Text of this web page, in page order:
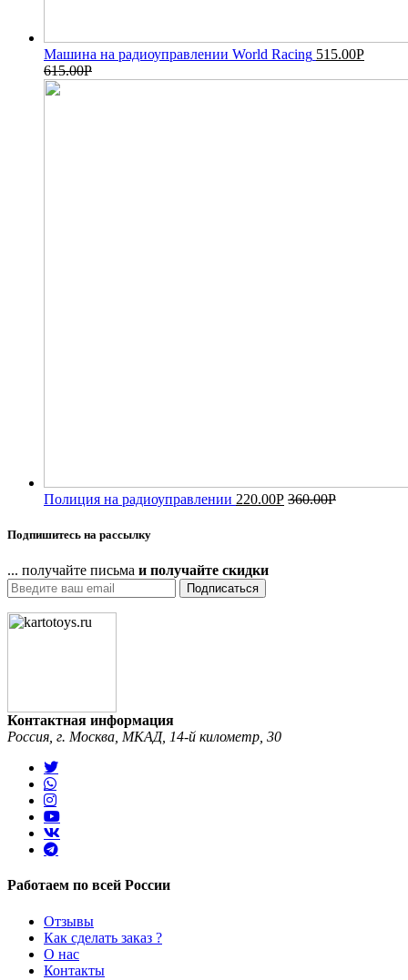
Машина на радиоуправлении World Racing 515.00Р
615.00Р
Полиция на радиоуправлении 220.00Р 360.00Р
Подпишитесь на рассылку
... получайте письма и получайте скидки
Подписаться
Контактная информация
Россия, г. Москва, МКАД, 14-й километр, 30
Работаем по всей России
Отзывы
Как сделать заказ ?
О нас
Контакты